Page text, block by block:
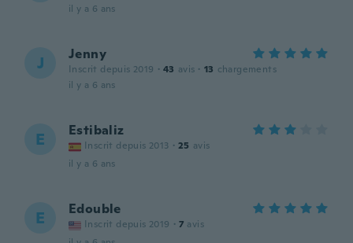
il y a 6 ans
J Jenny
Inscrit depuis 2019 · 43 avis · 13 chargements
il y a 6 ans
E Estibaliz
Inscrit depuis 2013 · 25 avis
il y a 6 ans
E Edouble
Inscrit depuis 2019 · 7 avis